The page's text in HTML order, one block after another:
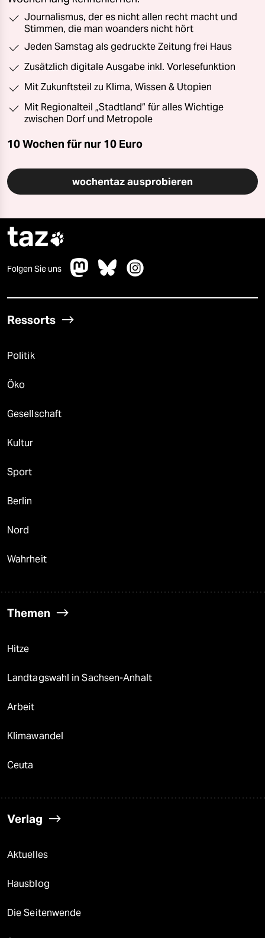
Journalismus, der es nicht allen recht macht und
Stimmen, die man woanders nicht hört
Jeden Samstag als gedruckte Zeitung frei Haus
Zusätzlich digitale Ausgabe inkl. Vorlesefunktion
Mit Zukunftsteil zu Klima, Wissen & Utopien
Mit Regionalteil „Stadtland“ für alles Wichtige
zwischen Dorf und Metropole
10 Wochen für nur 10 Euro
wochentaz ausprobieren
taz
Folgen Sie uns
Ressorts
Politik
Öko
Gesellschaft
Kultur
Sport
Berlin
Nord
Wahrheit
Themen
Hitze
Landtagswahl in Sachsen-Anhalt
Arbeit
Klimawandel
Ceuta
Verlag
Aktuelles
Hausblog
Die Seitenwende